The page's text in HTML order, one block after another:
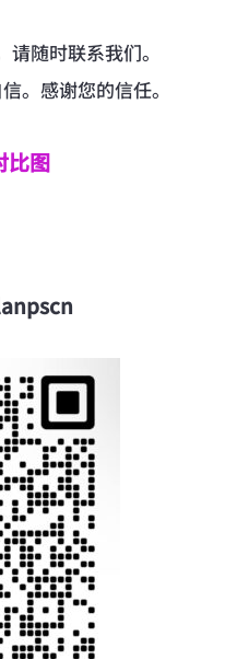
随时联系我们。
。感谢您的信任。
比图